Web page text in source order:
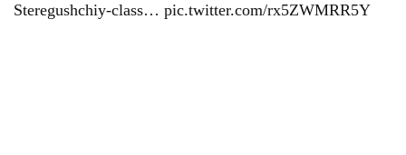
Steregushchiy-class… pic.twitter.com/rx5ZWMRR5Y